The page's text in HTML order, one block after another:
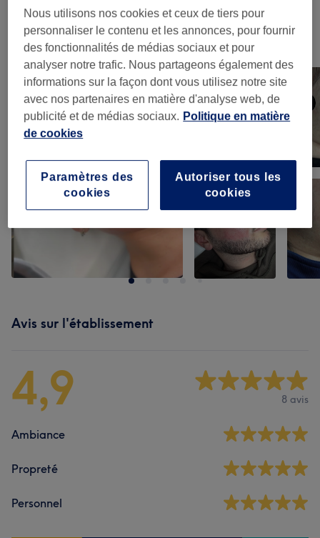
Notre travail
Appuyez sur l'image pour voir plus de détails
Avis sur l'établissement
4,9 8 avis
Ambiance
Propreté
Personnel
Nous utilisons nos cookies et ceux de tiers pour
personnaliser le contenu et les annonces, pour fournir
des fonctionnalités de médias sociaux et pour
analyser notre trafic. Nous partageons également des
informations sur la façon dont vous utilisez notre site
avec nos partenaires en matière d'analyse web, de
publicité et de médias sociaux. Politique en matière
de cookies
Autoriser tous les
cookies
Paramètres des
cookies